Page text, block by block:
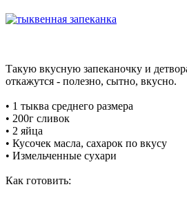
Такую вкусную запеканочку и
откажутся - полезно, сытно, вкусно.
• 1 тыква среднего размера
• 200г сливок
• 2 яйца
• Кусочек масла, сахарок по вкусу
• Измельченные сухари
Как готовить: